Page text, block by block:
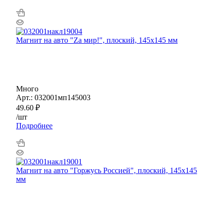
Магнит на авто "Zа мир!", плоский, 145х145 мм
Много
Арт.: 032001мп145003
49.60 ₽
/шт
Подробнее
Магнит на авто "Горжусь Россией", плоский, 145х145
мм